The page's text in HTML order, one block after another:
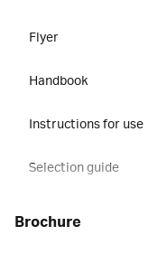
Flyer
Handbook
Instructions for use
Selection guide
brochure